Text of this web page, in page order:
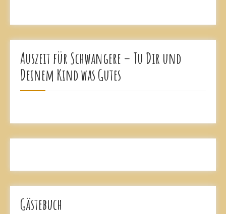
Auszeit für Schwangere – Tu Dir und
Deinem Kind was Gutes
Gästebuch